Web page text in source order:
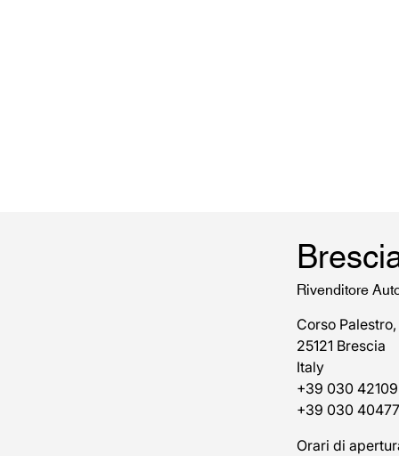
Rivenditore
Corso
25121 Brescia
Italy
+39 030 42109
+39 030 40477
Orari di